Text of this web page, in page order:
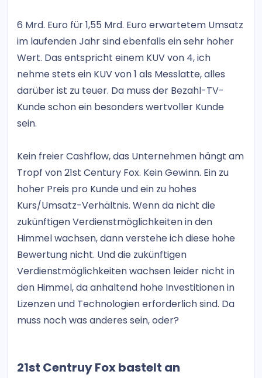
6 Mrd. Euro für 1,55 Mrd. Euro erwartetem Umsatz
im laufenden Jahr sind ebenfalls ein sehr hoher
Wert. Das entspricht einem KUV von 4, ich
nehme stets ein KUV von 1 als Messlatte, alles
darüber ist zu teuer. Da muss der Bezahl-TV-
Kunde schon ein besonders wertvoller Kunde
sein.
Kein freier Cashflow, das Unternehmen hängt am
Tropf von 21st Century Fox. Kein Gewinn. Ein zu
hoher Preis pro Kunde und ein zu hohes
Kurs/Umsatz-Verhältnis. Wenn da nicht die
zukünftigen Verdienstmöglichkeiten in den
Himmel wachsen, dann verstehe ich diese hohe
Bewertung nicht. Und die zukünftigen
Verdienstmöglichkeiten wachsen leider nicht in
den Himmel, da anhaltend hohe Investitionen in
Lizenzen und Technologien erforderlich sind. Da
muss noch was anderes sein, oder?
21st Centruy Fox bastelt an